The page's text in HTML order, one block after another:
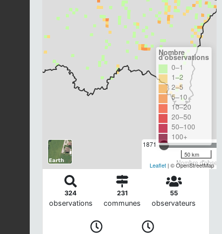
1871
Nombre
Nombre
d'observations
0–1
1–2
2–5
5–10
10–20
20–50
50–100
100+
50 km
Leaflet | © OpenStreetMap
324
observations
231
communes
55
observateurs